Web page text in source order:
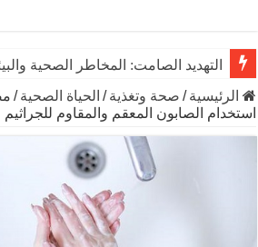
التهديد الصامت: المخاطر الصحية
الرئيسية / صحة وتغذية / الحياة الصحية /
استخدام الصابون المعقم والمقاوم للجراثيم